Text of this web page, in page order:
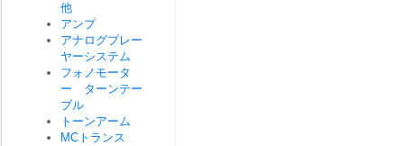
他
アンプ
アナログプレー
ヤーシステム
フォノモータ
ー ターンテー
ブル
トーンアーム
MCトランス